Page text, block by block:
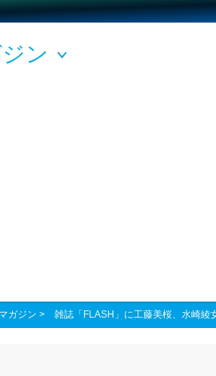
ン
マガジン > 雑誌「FLASH」に工藤美桜、水崎綾